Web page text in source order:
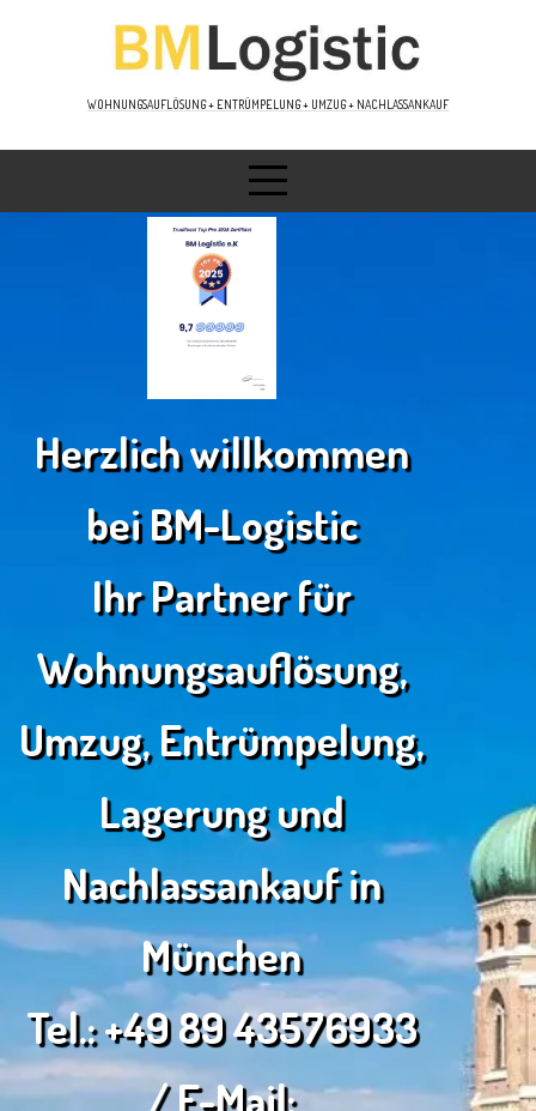
WOHNUNGSAUFLÖSUNG + ENTRÜMPELUNG + UMZUG + NACHLASSANKAUF
Herzlich willkommen
bei BM-Logistic
Ihr Partner für
Wohnungsauflösung,
Umzug, Entrümpelung,
Lagerung und
Nachlassankauf in
München
Tel.:+49 89 43576933
/ E-Mail: